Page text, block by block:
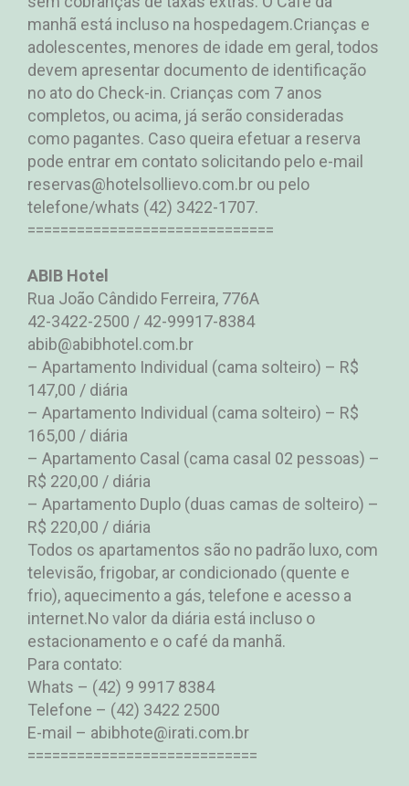
manhã está incluso na hospedagem.Crianças e
adolescentes, menores de idade em geral, todos
devem apresentar documento de identificação
no ato do Check-in. Crianças com 7 anos
completos, ou acima, já serão consideradas
como pagantes. Caso queira efetuar a reserva
pode entrar em contato solicitando pelo e-mail
reservas@hotelsollievo.com.br ou pelo
telefone/whats (42) 3422-1707.
==============================
ABIB Hotel
Rua João Cândido Ferreira, 776A
42-3422-2500 / 42-99917-8384
abib@abibhotel.com.br
– Apartamento Individual (cama solteiro) – R$
147,00 / diária
– Apartamento Individual (cama solteiro) – R$
165,00 / diária
– Apartamento Casal (cama casal 02 pessoas) –
R$ 220,00 / diária
– Apartamento Duplo (duas camas de solteiro) –
R$ 220,00 / diária
Todos os apartamentos são no padrão luxo, com
televisão, frigobar, ar condicionado (quente e
frio), aquecimento a gás, telefone e acesso a
internet.No valor da diária está incluso o
estacionamento e o café da manhã.
Para contato:
Whats – (42) 9 9917 8384
Telefone – (42) 3422 2500
E-mail – abibhote@irati.com.br
============================